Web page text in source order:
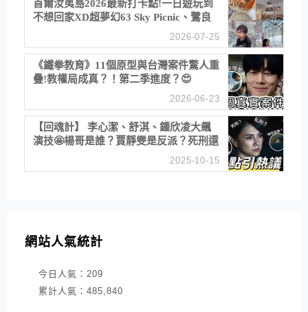
首爾汝夷島2026最新打卡點!一日遊玩到
不想回家XD超夢幻63 Sky Picnic、鷺良
津帝王蟹大餐、《淚之女王》拍攝地、漢
江公園免費玩水
2026-07-25
《鐵拳教育》11個原型與台灣案件驚人重
疊!教權局成真？！第二季進度？😍
2026-06-23
【回魂計】 李心潔、舒淇、鍾欣凌大飆
演技🤩楊哥是誰？賈靜雯是反派？死刑還
2025-10-15
網站人氣統計
今日人氣： 209
累計人氣： 485,840